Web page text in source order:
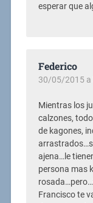
esperar que
Federico
30/05/2015 a
Mientras los
calzones,
de kagones,
ajena…le
persona mas
Francisco te